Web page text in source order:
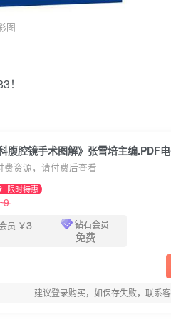
图
腹腔镜手术图解》张雪培主编.PDF
费资源，请付费后查看
限时特惠
9
员 ￥3 钻石会员
免费
建议登录购买，如保存失败，联系